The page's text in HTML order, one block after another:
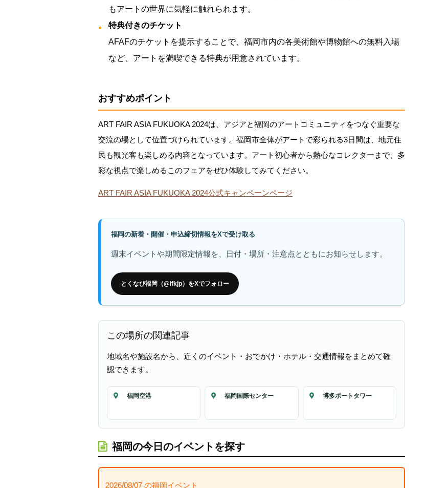
もアートの世界に気軽に触れられます。
特典付きのチケット
AFAFのチケットを提示することで、福岡市内の各美術館や博物館への無料入場
など、アートを満喫できる特典が用意されています。
おすすめポイント
ART FAIR ASIA FUKUOKA 2024は、アジアと福岡のアートコミュニティをつなぐ重要な
交流の場として位置づけられています。福岡市全体がアートで彩られる3日間は、地元住
民も観光客も楽しめる内容となっています。アート初心者から熱心なコレクターまで、多
彩な視点で楽しめるこのフェアをぜひ体験してみてください。
ART FAIR ASIA FUKUOKA 2024公式キャンペーンページ
福岡の新着・開催・申込締切情報をXで受け取る
週末イベントや期間限定情報を、日付・場所・注意点とともにお知らせします。
とくなび福岡（@ifkjp）をXでフォロー
この場所の関連記事
地域名や施設名から、近くのイベント・おでかけ・ホテル・交通情報をまとめて確
認できます。
福岡空港 福岡国際センター 博多ポートタワー
福岡の今日のイベントを探す
2026/08/07 の福岡イベント